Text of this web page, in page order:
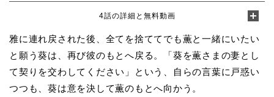
4話の詳細と無料動画
雅に連れ戻された後、全てを捨ててでも薫と一緒にいたい
と願う葵は、再び彼のもとへ戻る。「葵を薫さまの妻とし
て契りを交わしてください」という、自らの言葉に戸惑い
つつも、葵は意を決して薫のもとへ向かう。